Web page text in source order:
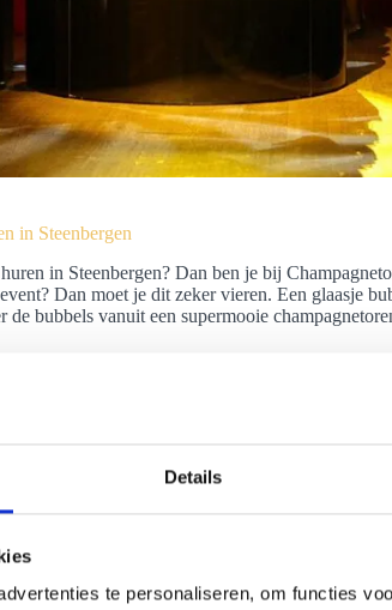
Details
te personaliseren, om functies
in Steenbergen
in Steenbergen? Dan ben je bij
Dan moet je dit zeker vieren. Een glaasje
de bubbels vanuit een supermooie